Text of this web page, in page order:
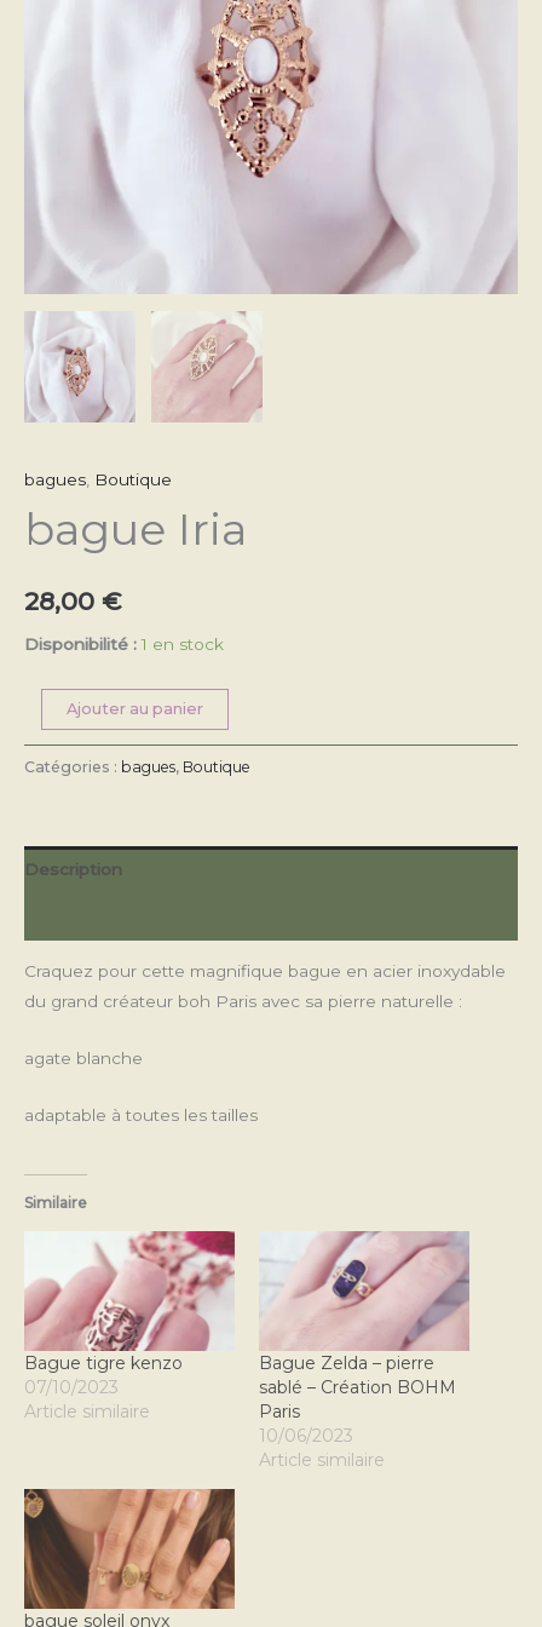
bagues Boutique
bague Iria
28,00 €
Disponibilité : 1 en stock
Ajouter au panier
Catégories : bagues, Boutique
Description
Craquez pour cette magnifique bague en acier inoxydable
du grand créateur boh Paris avec sa pierre naturelle :
agate blanche
adaptable à toutes les tailles
Similaire
Bague tigre kenzo
07/10/2023
Article similaire
Bague Zelda – pierre
sablé – Création BOHM
Paris
10/06/2023
Article similaire
bague soleil onyx